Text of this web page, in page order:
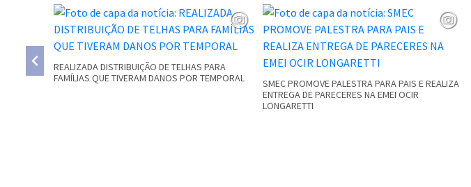
REALIZADA DISTRIBUIÇÃO DE TELHAS PARA
FAMÍLIAS QUE TIVERAM DANOS POR TEMPORAL
SMEC PROMOVE PALESTRA PARA PAIS E REALIZA
ENTREGA DE PARECERES NA EMEI OCIR
LONGARETTI